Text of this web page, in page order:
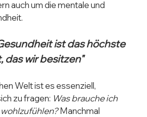
auch um die mentale und
ist das höchste
das wir besitzen"
Welt ist es essenziell,
zu fragen: Was brauche ich
Manchmal